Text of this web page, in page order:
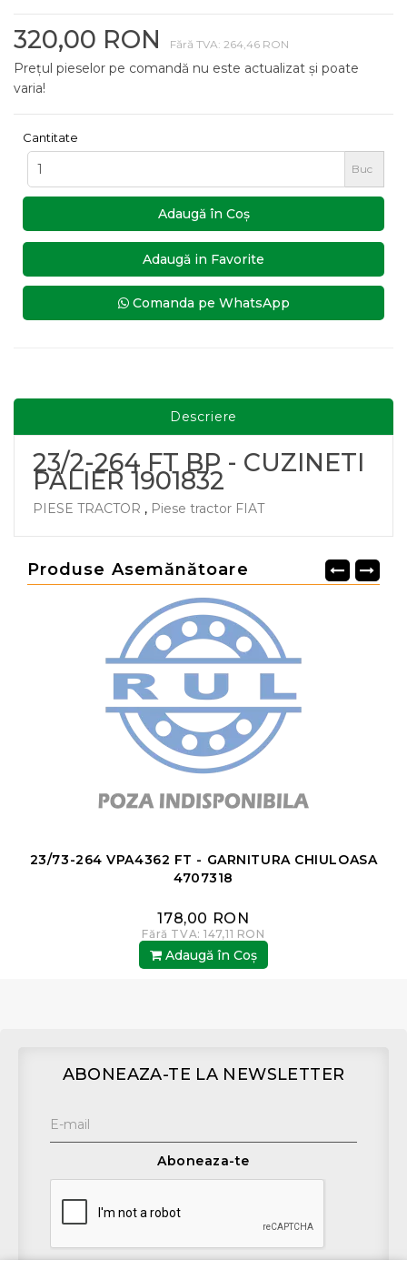
320,00 RON Fără TVA: 264,46 RON
Prețul pieselor pe comandă nu este actualizat și poate
varia!
Cantitate
Buc
Adaugă în Coş
Adaugă in Favorite
Comanda pe WhatsApp
Descriere
23/2-264 FT BP - CUZINETI
PALIER 1901832
PIESE TRACTOR , Piese tractor FIAT
Produse Asemănătoare
23/73-264 VPA4362 FT - GARNITURA CHIULOASA
4707318
178,00 RON
Fără TVA: 147,11 RON
Adaugă în Coş
ABONEAZA-TE LA NEWSLETTER
Aboneaza-te